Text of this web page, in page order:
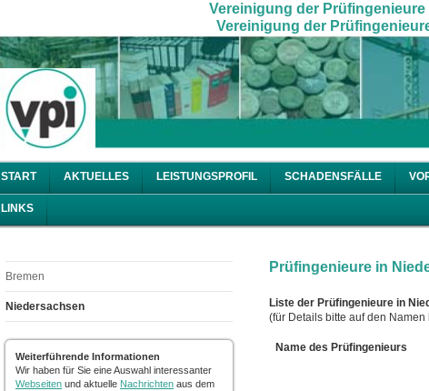
Vereinigung der
Vereinigung der
START AKTUELLES LEISTUNGSPROFIL SCHADENSFÄLLE
LINKS
Bremen
Niedersachsen
Weiterführende Informationen
Wir haben für Sie eine Auswahl interessanter
Webseiten und aktuelle Nachrichten aus dem
Prüfingenieure in
Liste der Prüfingenieure in
(für Details bitte auf den Namen
Name des Prüfingenieurs